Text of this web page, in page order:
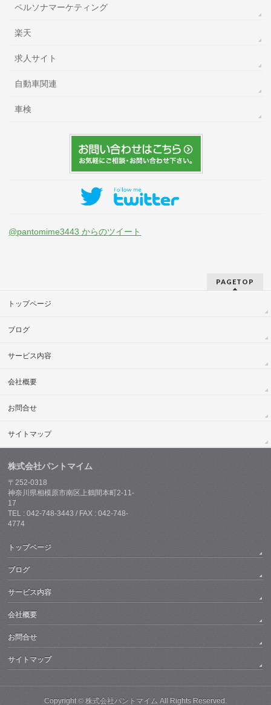
ペルソナマーケティング
楽天
求人サイト
自動車関連
車検
@pantomime3443 からのツイート
PAGETOP
トップページ
ブログ
サービス内容
会社概要
お問合せ
サイトマップ
株式会社パントマイム
〒252-0318
神奈川県相模原市南区上鶴間本町2-11-
17
TEL : 042-748-3443 / FAX : 042-748-
4774
トップページ
ブログ
サービス内容
会社概要
お問合せ
サイトマップ
Copyright © 株式会社パントマイム All Rights Reserved.